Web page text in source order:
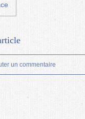
un commentaire